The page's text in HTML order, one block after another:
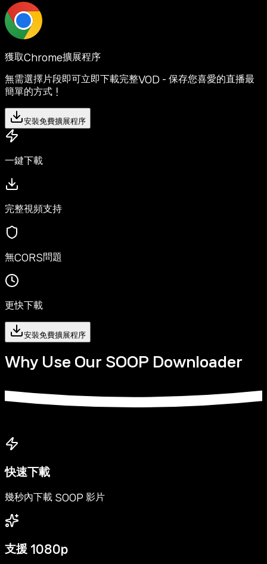
獲取Chrome擴展程序
無需選擇片段即可立即下載完整VOD - 保存您喜愛的直播最
簡單的方式！
安裝免費擴展程序
一鍵下載
完整視頻支持
無CORS問題
更快下載
安裝免費擴展程序
Why Use Our SOOP Downloader
快速下載
幾秒內下載 SOOP 影片
支援 1080p